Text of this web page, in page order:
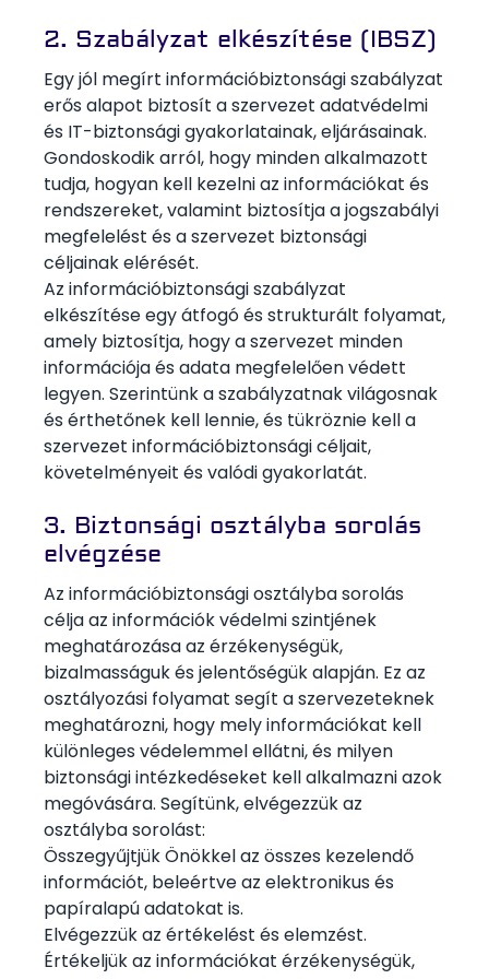
2. Szabályzat elkészítése (IBSZ)
Egy jól megírt információbiztonsági szabályzat
erős alapot biztosít a szervezet adatvédelmi
és IT-biztonsági gyakorlatainak, eljárásainak.
Gondoskodik arról, hogy minden alkalmazott
tudja, hogyan kell kezelni az információkat és
rendszereket, valamint biztosítja a jogszabályi
megfelelést és a szervezet biztonsági
céljainak elérését.
Az információbiztonsági szabályzat
elkészítése egy átfogó és strukturált folyamat,
amely biztosítja, hogy a szervezet minden
információja és adata megfelelően védett
legyen. Szerintünk a szabályzatnak világosnak
és érthetőnek kell lennie, és tükröznie kell a
szervezet információbiztonsági céljait,
követelményeit és valódi gyakorlatát.
3. Biztonsági osztályba sorolás
elvégzése
Az információbiztonsági osztályba sorolás
célja az információk védelmi szintjének
meghatározása az érzékenységük,
bizalmasságuk és jelentőségük alapján. Ez az
osztályozási folyamat segít a szervezeteknek
meghatározni, hogy mely információkat kell
különleges védelemmel ellátni, és milyen
biztonsági intézkedéseket kell alkalmazni azok
megóvására. Segítünk, elvégezzük az
osztályba sorolást:
Összegyűjtjük Önökkel az összes kezelendő
információt, beleértve az elektronikus és
papíralapú adatokat is.
Elvégezzük az értékelést és elemzést.
Értékeljük az információkat érzékenységük,